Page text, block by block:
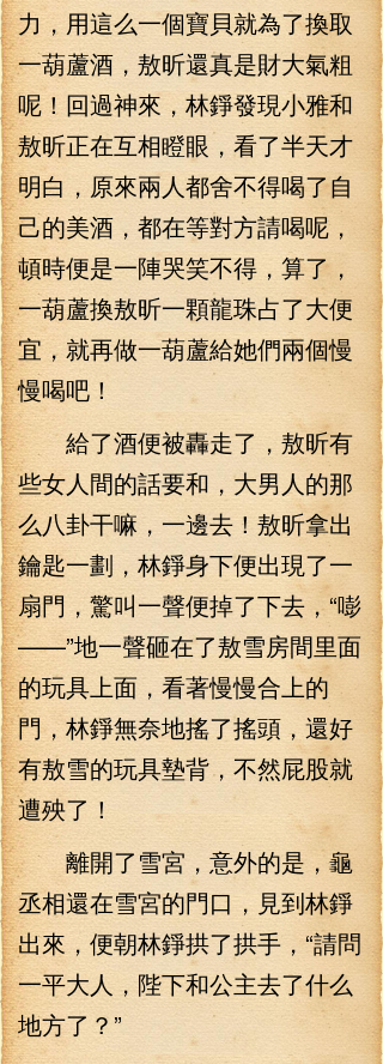
力，用這么一個寶貝就為了換取
一葫蘆酒，敖昕還真是財大氣粗
呢！回過神來，林錚發現小雅和
敖昕正在互相瞪眼，看了半天才
明白，原來兩人都舍不得喝了自
己的美酒，都在等對方請喝呢，
頓時便是一陣哭笑不得，算了，
一葫蘆換敖昕一顆龍珠占了大便
宜，就再做一葫蘆給她們兩個慢
慢喝吧！
給了酒便被轟走了，敖昕有
些女人間的話要和，大男人的那
么八卦干嘛，一邊去！敖昕拿出
鑰匙一劃，林錚身下便出現了一
扇門，驚叫一聲便掉了下去，“嘭
——”地一聲砸在了敖雪房間里面
的玩具上面，看著慢慢合上的
門，林錚無奈地搖了搖頭，還好
有敖雪的玩具墊背，不然屁股就
遭殃了！
離開了雪宮，意外的是，龜
丞相還在雪宮的門口，見到林錚
出來，便朝林錚拱了拱手，“請問
一平大人，陛下和公主去了什么
地方了？”